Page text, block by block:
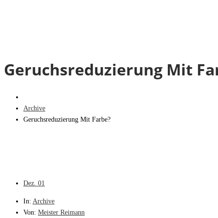
Geruchsreduzierung Mit
Archive
Geruchsreduzierung Mit Farbe?
Dez. 01
In: Archive
Von: Meister Reimann